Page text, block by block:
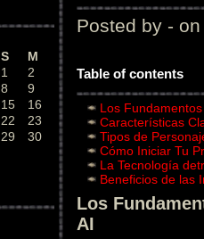
S
M
1
2
8
9
15
16
22
23
29
30
Posted by - on
Table of contents
Los
Características
Tipos de
Cómo Iniciar Tu
La Tecnología
Beneficios de las
Los
AI